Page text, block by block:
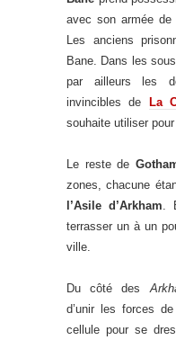
avec son armée de
Les anciens
Bane. Dans les
par ailleurs les
invincibles de
La
souhaite utiliser
Le reste de
zones, chacune
l’Asile d’Arkham.
terrasser un à un
ville.
Du côté des
d’unir les forces
cellule pour se